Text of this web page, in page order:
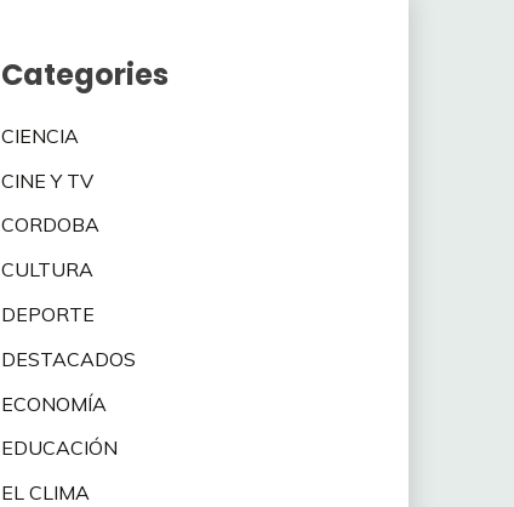
Categories
CIENCIA
CINE Y TV
CORDOBA
CULTURA
DEPORTE
DESTACADOS
ECONOMÍA
EDUCACIÓN
EL CLIMA